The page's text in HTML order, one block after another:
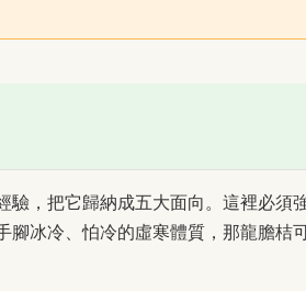
驗，把它歸納成五大面向。這裡必須
腳冰冷、怕冷的虛寒體質，那龍膽桔